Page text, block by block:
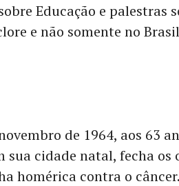
Educação e
e não somente no
de 1964, aos 63
sua cidade natal, fecha
homérica contra o câncer.